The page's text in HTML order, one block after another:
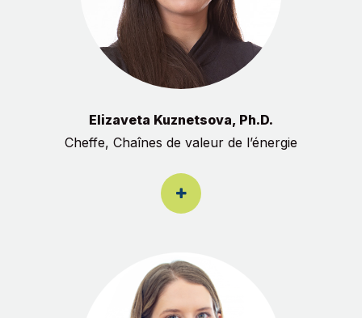
Elizaveta Kuznetsova, Ph.D.
Cheffe, Chaînes de valeur de l’énergie